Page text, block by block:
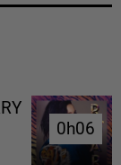
0h06
0h06